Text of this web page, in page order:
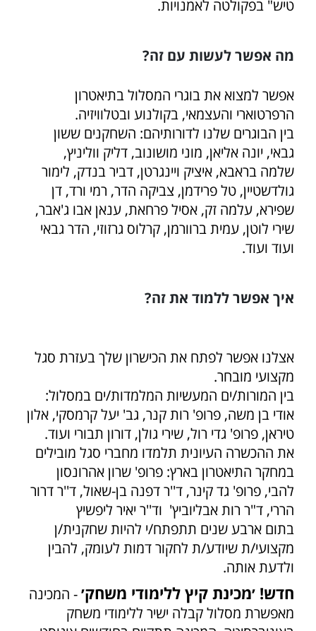
טיש" בפקולטה לאמנויות.
מה אפשר לעשות עם זה?
אפשר למצוא את בוגרי המסלול בתיאטרון
הרפרטוארי והעצמאי, בקולנוע ובטלוויזיה.
בין הבוגרים שלנו לדורותיהם: השחקנים ששון
גבאי, יונה אליאן, מוני מושונוב, דליק ווליניץ,
שלמה בראבא, איציק ויינגרטן, דביר בנדק, לימור
גולדשטיין, טל פרידמן, צביקה הדר, רמי ורד, דן
שפירא, עלמה זק, אסיל פרחאת, ענאן אבו ג'אבר,
שירי לוטן, עמית ברוורמן, קרלוס גרזוזי, הדר גבאי
ועוד ועוד.
איך אפשר ללמוד את זה?
אצלנו אפשר לפתח את הכישרון שלך בעזרת סגל
מקצועי מובחר.
בין המורות/ים המעשיות המלמדות/ים במסלול:
אודי בן משה, פרופ' רות קנר, גב' יעל קרמסקי, אלון
טיראן, פרופ' גדי רול, שירי גולן, דורון תבורי ועוד.
את ההכשרה העיונית תלמדו מחברי סגל מובילים
במחקר התיאטרון בארץ: פרופ' שרון אהרונסון
להבי, פרופ' גד קינר, ד''ר דפנה בן-שאול, ד''ר דרור
הררי, ד"ר רות אבליוביץ' וד''ר יאיר ליפשיץ
בתום ארבע שנים תתפתח/י להיות שחקנית/ן
מקצועי/ת שיודע/ת לחקור דמות לעומק, להבין
ולדעת אותה.
חדש! ׳מכינת קיץ ללימודי משחק׳- המכינה
מאפשרת מסלול קבלה ישיר ללימודי משחק